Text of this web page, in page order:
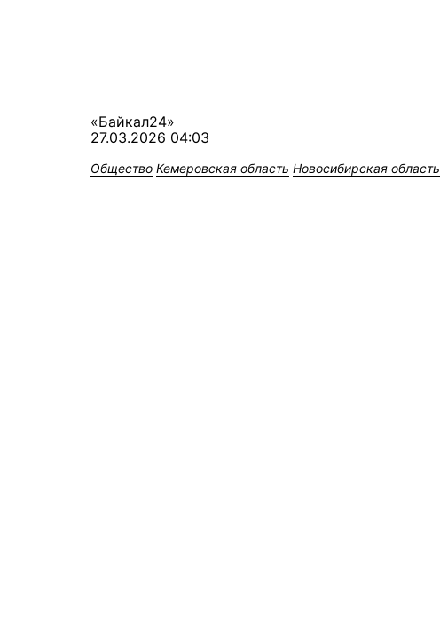
«Байкал24»
27.03.2026 04:03
Общество Кемеровская область Новосибирская область